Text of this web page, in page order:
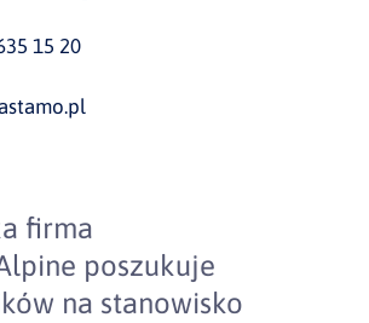
15 20
firma
poszukuje
na stanowisko